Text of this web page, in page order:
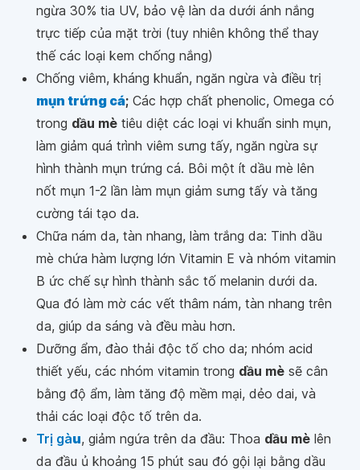
ngừa 30% tia UV, bảo vệ làn da dưới ánh nắng
trực tiếp của mặt trời (tuy nhiên không thể thay
thế các loại kem chống nắng)
Chống viêm, kháng khuẩn, ngăn ngừa và điều trị
mụn trứng cá; Các hợp chất phenolic, Omega có
trong dầu mè tiêu diệt các loại vi khuẩn sinh mụn,
làm giảm quá trình viêm sưng tấy, ngăn ngừa sự
hình thành mụn trứng cá. Bôi một ít dầu mè lên
nốt mụn 1-2 lần làm mụn giảm sưng tấy và tăng
cường tái tạo da.
Chữa nám da, tàn nhang, làm trắng da: Tinh dầu
mè chứa hàm lượng lớn Vitamin E và nhóm vitamin
B ức chế sự hình thành sắc tố melanin dưới da.
Qua đó làm mờ các vết thâm nám, tàn nhang trên
da, giúp da sáng và đều màu hơn.
Dưỡng ẩm, đào thải độc tố cho da; nhóm acid
thiết yếu, các nhóm vitamin trong dầu mè sẽ cân
bằng độ ẩm, làm tăng độ mềm mại, dẻo dai, và
thải các loại độc tố trên da.
Trị gàu, giảm ngứa trên da đầu: Thoa dầu mè lên
da đầu ủ khoảng 15 phút sau đó gội lại bằng dầu